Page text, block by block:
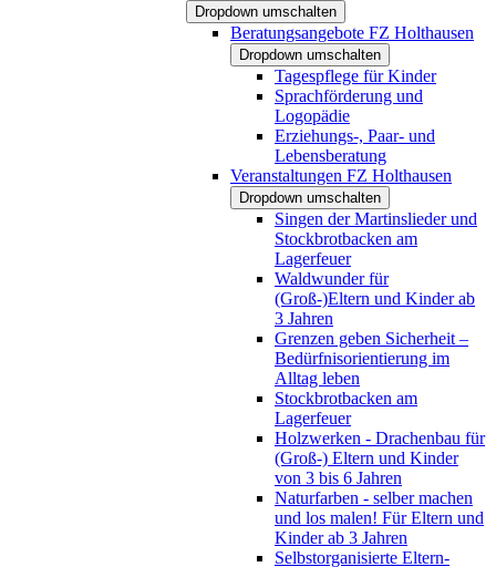
Dropdown umschalten
Beratungsangebote FZ Holthausen
Dropdown umschalten
Tagespflege für Kinder
Sprachförderung und
Logopädie
Erziehungs-, Paar- und
Lebensberatung
Veranstaltungen FZ Holthausen
Dropdown umschalten
Singen der Martinslieder und
Stockbrotbacken am
Lagerfeuer
Waldwunder für
(Groß-)Eltern und Kinder ab
3 Jahren
Grenzen geben Sicherheit –
Bedürfnisorientierung im
Alltag leben
Stockbrotbacken am
Lagerfeuer
Holzwerken - Drachenbau für
(Groß-) Eltern und Kinder
von 3 bis 6 Jahren
Naturfarben - selber machen
und los malen! Für Eltern und
Kinder ab 3 Jahren
Selbstorganisierte Eltern-